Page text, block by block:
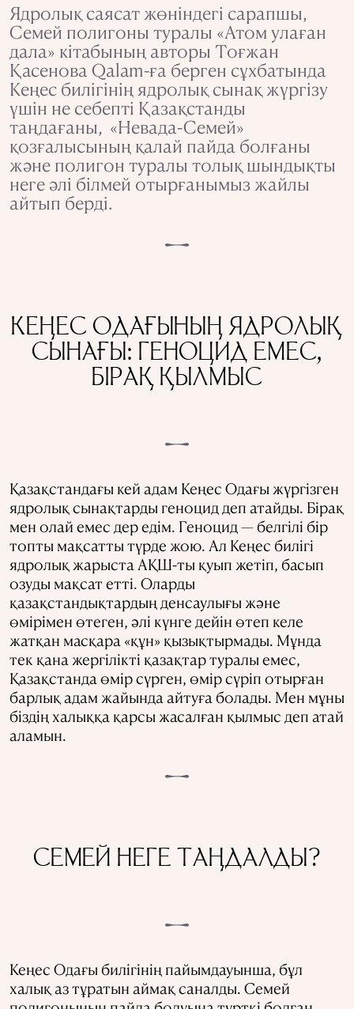
Ядролық саясат жөніндегі сарапшы,
Семей полигоны туралы «Атом улаған
дала» кітабының авторы Тоғжан
Қасенова Qalam-ға берген сұхбатында
Кеңес билігінің ядролық сынақ жүргізу
үшін не себепті Қазақстанды
таңдағаны, «Невада-Семей»
қозғалысының қалай пайда болғаны
және полигон туралы толық шындықты
неге әлі білмей отырғанымыз жайлы
айтып берді.
КЕҢЕС ОДАҒЫНЫҢ ЯДРОЛЫҚ
СЫНАҒЫ: ГЕНОЦИД ЕМЕС,
БІРАҚ ҚЫЛМЫС
Қазақстандағы кей адам Кеңес Одағы жүргізген
ядролық сынақтарды геноцид деп атайды. Бірақ
мен олай емес дер едім. Геноцид — белгілі бір
топты мақсатты түрде жою. Ал Кеңес билігі
ядролық жарыста АҚШ-ты қуып жетіп, басып
озуды мақсат етті. Оларды
қазақстандықтардың денсаулығы және
өмірімен өтеген, әлі күнге дейін өтеп келе
жатқан масқара «құн» қызықтырмады. Мұнда
тек қана жергілікті қазақтар туралы емес,
Қазақстанда өмір сүрген, өмір сүріп отырған
барлық адам жайында айтуға болады. Мен мұны
біздің халыққа қарсы жасалған қылмыс деп атай
аламын.
СЕМЕЙ НЕГЕ ТАҢДАЛДЫ?
Кеңес Одағы билігінің пайымдауынша, бұл
халық аз тұратын аймақ саналды. Семей